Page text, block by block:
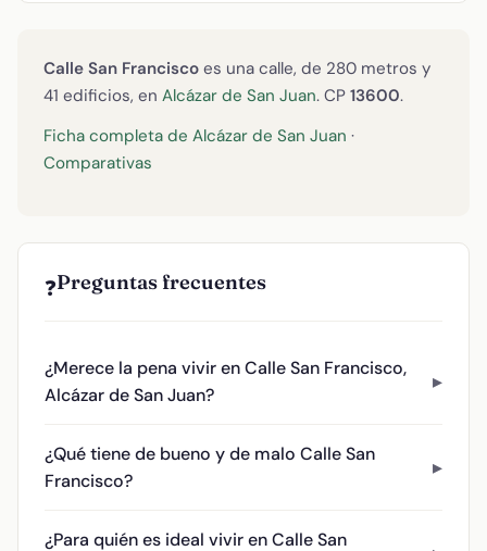
Calle San Francisco es una calle, de 280 metros y
41 edificios, en Alcázar de San Juan. CP 13600.
Ficha completa de Alcázar de San Juan ·
Comparativas
❓Preguntas frecuentes
¿Merece la pena vivir en Calle San Francisco,
Alcázar de San Juan?
¿Qué tiene de bueno y de malo Calle San
Francisco?
¿Para quién es ideal vivir en Calle San